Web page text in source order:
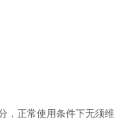
，正常使用条件下无须维